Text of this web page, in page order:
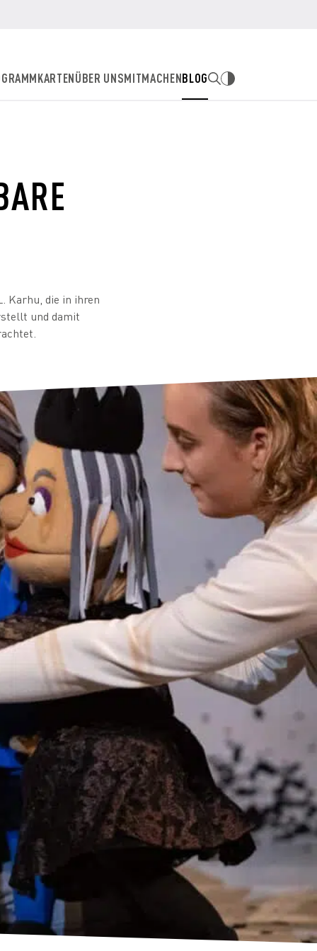
KARTENÜBER UNSMITMACHENBLOG
Karhu, die in ihren
und damit